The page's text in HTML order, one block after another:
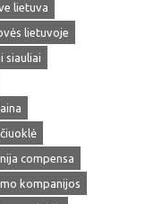
lietuva
lietuvoje
siauliai
compensa
kompanijos